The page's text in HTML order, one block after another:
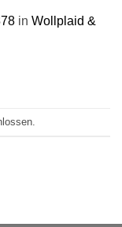
in Wollplaid &